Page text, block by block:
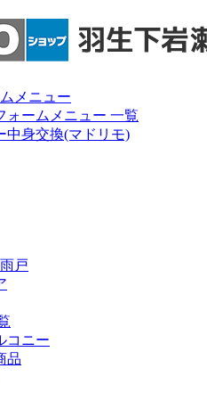
メニュー
ォームメニュー 一覧
中身交換(マドリモ)
戸
コニー
品